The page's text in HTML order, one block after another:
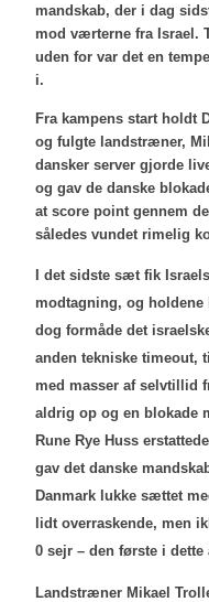
mandskab, der i dag
mod værterne fra Israel.
uden for var det en
i.
Fra kampens start holdt
og fulgte landstræner,
dansker server gjorde
og gav de danske
at score point gennem
således vundet rimelig
I det sidste sæt fik
modtagning, og
dog formåde det
anden tekniske timeout,
med masser af selvtillid
aldrig op og en blokade
Rune Rye Huss
gav det danske
Danmark lukke sættet
lidt overraskende, men
0 sejr – den første i
Landstræner Mikael